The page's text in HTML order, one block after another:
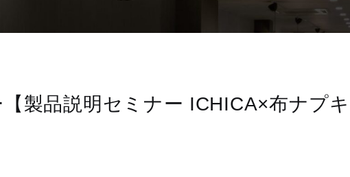
製品説明セミナー ICHICA×布ナプ